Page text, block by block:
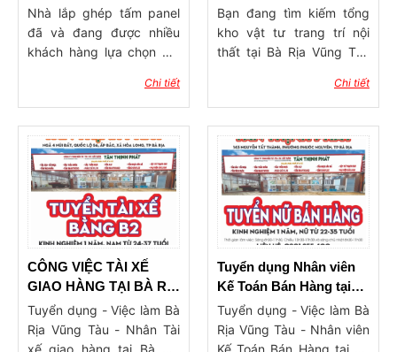
TRỜI
Nhà lắp ghép tấm panel
đã và đang được nhiều
khách hàng lựa chọn bởi
mà công trình này mang
đến. Hãy cùng Tân Thịnh
Phát điểm qua các mẫu
nhà lắp ghép panel đẹp
hiện đại, có giá thành tiết
kiệm hơn 40% so với các
ngôi nhà truyền thống.
Chi tiết
Tàu – Uy tín, đa dạng,
giá tận gốc
Bạn đang tìm kiếm tổng
kho vật tư trang trí nội
thất tại Bà Rịa Vũng Tàu
sẵn đa dạng? Trong thời
đại mà nhu cầu làm đẹp
không gian sống ngày
càng cao, việc lựa chọn
nơi cung cấp vật liệu
trang trí chất lượng, giá sỉ
tận gốc và chính sách hỗ
trợ tốt là vô cùng quan
trọng. Tại Bà Rịa Vũng
Tàu, nhiều chủ thầu, kiến
trúc sư và cả khách hàng
cá nhân đang dần chuyển
sang mua hàng trực tiếp
tại các tổng kho vật tư nội
Chi tiết
CÔNG VIỆC TÀI XẾ
GIAO HÀNG TẠI BÀ RỊA
VŨNG TÀU
Tuyển dụng - Việc làm Bà
Rịa Vũng Tàu - Nhân Tài
xế giao hàng tại Bà Rịa
Tuyển dụng Nhân viên
Kế Toán Bán Hàng tại
Bà Rịa
Tuyển dụng - Việc làm Bà
Rịa Vũng Tàu - Nhân viên
Kế Toán Bán Hàng tại Bà